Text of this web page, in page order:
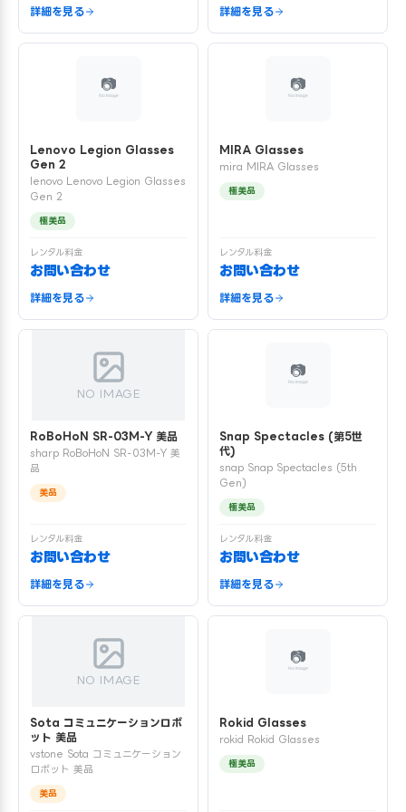
詳細を見る 詳細を見る
Lenovo Legion Glasses
Gen 2
lenovo Lenovo Legion Glasses
Gen 2
極美品
レンタル料金
お問い合わせ
詳細を見る
MIRA Glasses
mira MIRA Glasses
極美品
レンタル料金
お問い合わせ
詳細を見る
NO IMAGE
RoBoHoN SR-03M-Y 美品
sharp RoBoHoN SR-03M-Y 美
品
美品
レンタル料金
お問い合わせ
詳細を見る
Snap Spectacles (第5世
代)
snap Snap Spectacles (5th
Gen)
極美品
レンタル料金
お問い合わせ
詳細を見る
NO IMAGE
Sota コミュニケーションロボ
ット 美品
vstone Sota コミュニケーション
ロボット 美品
美品
Rokid Glasses
rokid Rokid Glasses
極美品